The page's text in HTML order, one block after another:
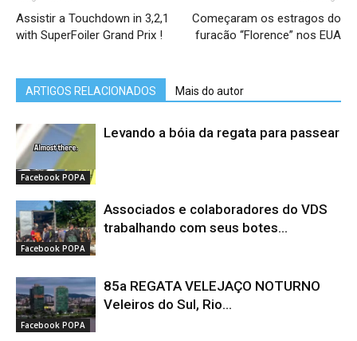
Assistir a Touchdown in 3,2,1
with SuperFoiler Grand Prix !
Começaram os estragos do
furacão “Florence” nos EUA
ARTIGOS RELACIONADOS Mais do autor
Facebook POPA
Levando a bóia da regata para passear
Facebook POPA
Associados e colaboradores do VDS
trabalhando com seus botes...
Facebook POPA
85a REGATA VELEJAÇO NOTURNO
Veleiros do Sul, Rio...